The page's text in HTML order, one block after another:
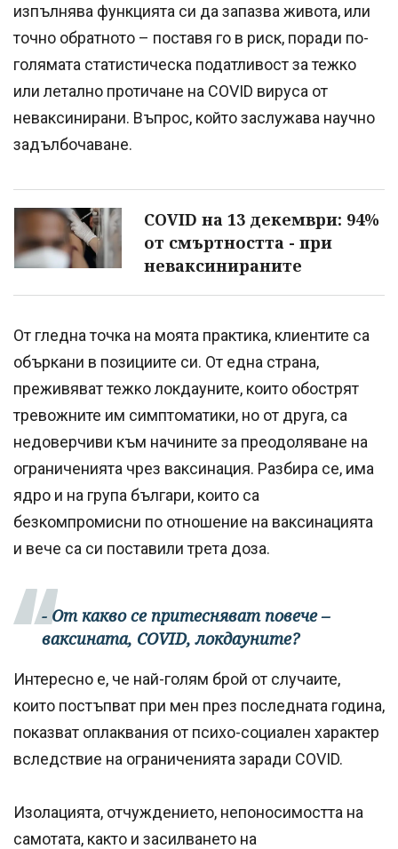
изпълнява функцията си да запазва живота, или
точно обратното – поставя го в риск, поради по-
голямата статистическа податливост за тежко
или летално протичане на COVID вируса от
неваксинирани. Въпрос, който заслужава научно
задълбочаване.
COVID на 13 декември: 94%
от смъртността - при
неваксинираните
От гледна точка на моята практика, клиентите са
объркани в позициите си. От една страна,
преживяват тежко локдауните, които обострят
тревожните им симптоматики, но от друга, са
недоверчиви към начините за преодоляване на
ограниченията чрез ваксинация. Разбира се, има
ядро и на група българи, които са
безкомпромисни по отношение на ваксинацията
и вече са си поставили трета доза.
- От какво се притесняват повече –
ваксината, COVID, локдауните?
Интересно е, че най-голям брой от случаите,
които постъпват при мен през последната година,
показват оплаквания от психо-социален характер
вследствие на ограниченията заради COVID.
Изолацията, отчуждението, непоносимостта на
самотата, както и засилването на